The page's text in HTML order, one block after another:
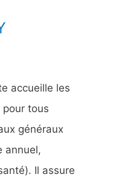
accueille les
tous
généraux
annuel,
Il assure